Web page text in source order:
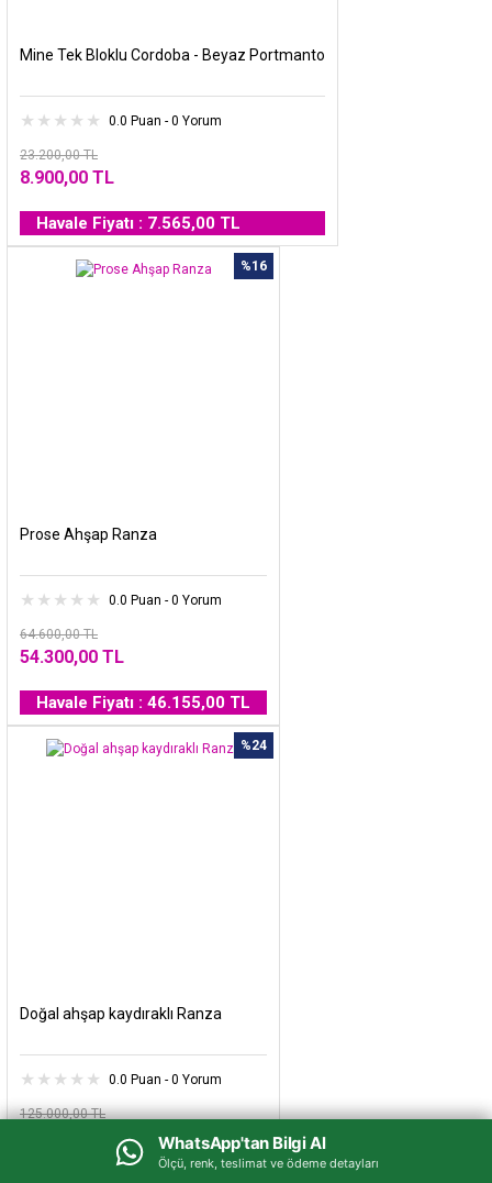
WhatsApp'tan Bilgi Al
Ölçü, renk, teslimat ve ödeme detayları
Mine Tek Bloklu Cordoba - Beyaz Portmanto
0.0 Puan - 0 Yorum
23.200,00 TL
8.900,00 TL
Havale Fiyatı : 7.565,00 TL
%16
Prose Ahşap Ranza
0.0 Puan - 0 Yorum
64.600,00 TL
54.300,00 TL
Havale Fiyatı : 46.155,00 TL
%24
Doğal ahşap kaydıraklı Ranza
0.0 Puan - 0 Yorum
125.000,00 TL
95.000,00 TL WhatsApp'tan Bilgi Al
Ölçü, renk, teslimat ve ödeme detayları